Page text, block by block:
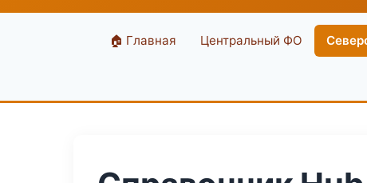
🏠 Главная Центральный ФО